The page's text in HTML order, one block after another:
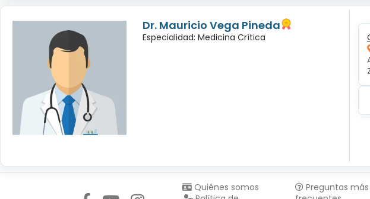
Dr. Mauricio Vega Pineda
Especialidad: Medicina Crítica
Quiénes somos
Preguntas más